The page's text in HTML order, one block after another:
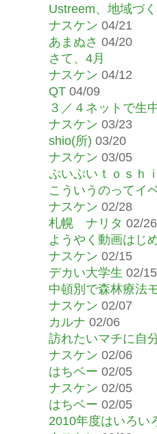
Ustreem、地域づ
ナスケン 04/21
あまぬさ 04/20
さて、4月
ナスケン 04/12
QT 04/09
３／４ネットで生
ナスケン 03/23
shio(所) 03/20
ナスケン 03/05
ぷいぷいｔｏｓｈ
こういうのってイ
ナスケン 02/28
札幌 ナリタ 02/26
ようやく動画はじ
ナスケン 02/15
デカい大学生 02/15
中頓別で森林療法
ナスケン 02/07
カルナ 02/06
訪れたいマチに自
ナスケン 02/06
はちベー 02/05
ナスケン 02/05
はちベー 02/05
2010年度はいろい